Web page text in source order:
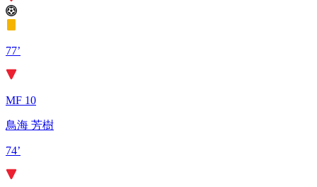
77’
MF 10
鳥海 芳樹
74’